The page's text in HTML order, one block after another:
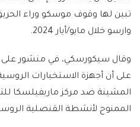
تبين لها وقوف موسكو وراء
وارسو خلال مايو/أيار 2024.
وقال سيكورسكي، في منشور على
على أن أجهزة الاستخبارات
المشينة ضد مركز ماريفيلسكا
الممنوح لأنشطة القنصلية